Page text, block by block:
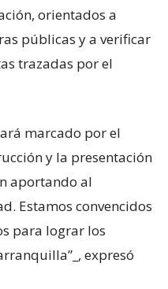
orientados a
públicas y a verificar
trazadas por el
marcado por el
y la presentación
aportando al
Estamos convencidos
para lograr los
expresó